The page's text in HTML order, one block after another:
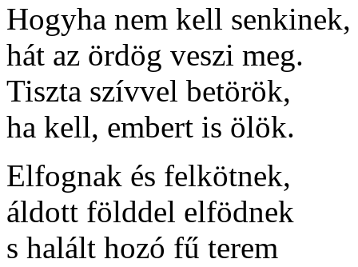
Hogyha nem kell senkinek,
hát az ördög veszi meg.
Tiszta szívvel betörök,
ha kell, embert is ölök.
Elfognak és felkötnek,
áldott földdel elfödnek
s halált hozó fű terem